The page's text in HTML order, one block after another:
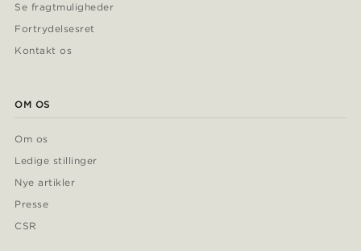
Se fragtmuligheder
Fortrydelsesret
Kontakt os
OM OS
Om os
Ledige stillinger
Nye artikler
Presse
CSR